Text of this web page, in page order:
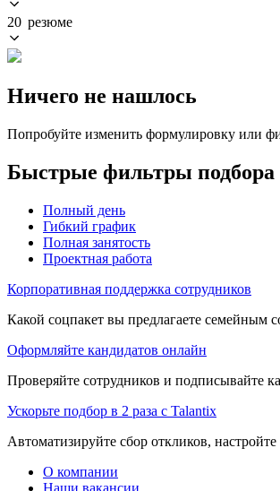
20 резюме
Ничего не нашлось
Попробуйте изменить формулировку или
Быстрые фильтры подбора
Полный день
Гибкий график
Полная занятость
Проектная работа
Корпоративная поддержка сотрудников
Какой соцпакет вы предлагаете семейным
Оформляйте кандидатов онлайн
Проверяйте сотрудников и подписывайте
Ускорьте подбор в 2 раза с Talantix
Автоматизируйте сбор откликов,
О компании
Наши вакансии